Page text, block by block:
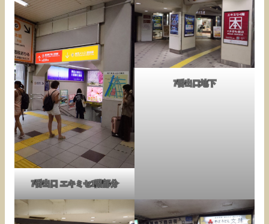
7番出口 エキミセ1階部分
7番出口地下